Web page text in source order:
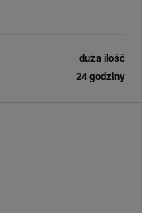
duża ilość
24 godziny